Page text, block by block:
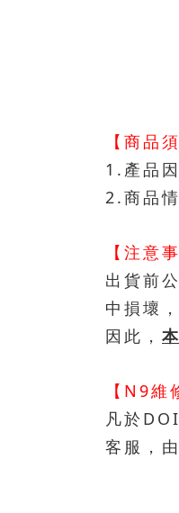
【商品
1.產品
2.商品
【注意
出貨前
中損壞
因此，
【N9維
凡於
客服，